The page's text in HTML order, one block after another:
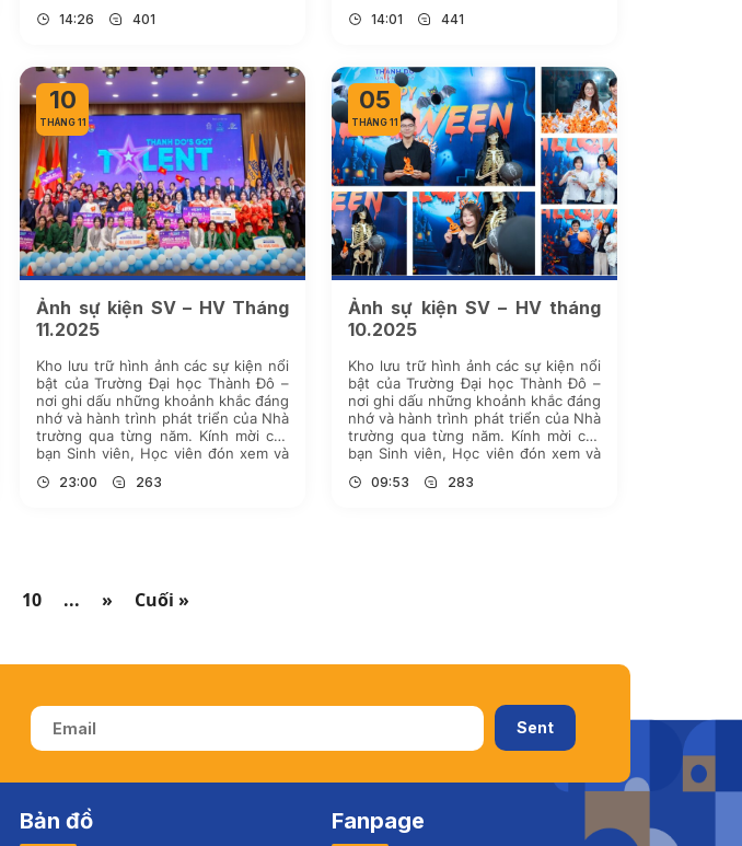
14:26 401
diện kết quả hoạt động, ghi nhận
14:01 441
10
THÁNG 11
Ảnh sự kiện SV – HV Tháng
11.2025
Kho lưu trữ hình ảnh các sự kiện nổi
bật của Trường Đại học Thành Đô –
nơi ghi dấu những khoảnh khắc đáng
nhớ và hành trình phát triển của Nhà
trường qua từng năm. Kính mời các
bạn Sinh viên, Học viên đón xem và
vào đường link tên sự kiện phía dưới.
23:00 263
05
THÁNG 11
Ảnh sự kiện SV – HV tháng
10.2025
Kho lưu trữ hình ảnh các sự kiện nổi
bật của Trường Đại học Thành Đô –
nơi ghi dấu những khoảnh khắc đáng
nhớ và hành trình phát triển của Nhà
trường qua từng năm. Kính mời các
bạn Sinh viên, Học viên đón xem và
vào […]
09:53 283
10 ... » Cuối »
Bản đồ Fanpage